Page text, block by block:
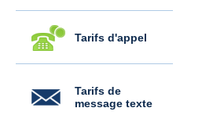
Tarifs d'appel
Tarifs de
message texte